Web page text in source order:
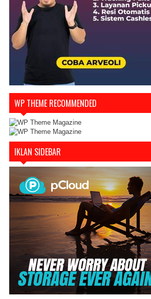
WP THEME RECOMMENDED
IKLAN SIDEBAR